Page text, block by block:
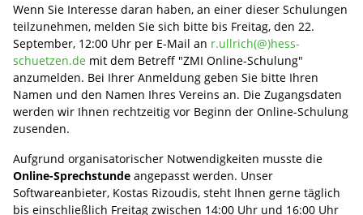
Wenn Sie Interesse daran haben, an einer dieser Schulungen
teilzunehmen, melden Sie sich bitte bis Freitag, den 22.
September, 12:00 Uhr per E-Mail an r.ullrich(@)hess-
schuetzen.de mit dem Betreff "ZMI Online-Schulung"
anzumelden. Bei Ihrer Anmeldung geben Sie bitte Ihren
Namen und den Namen Ihres Vereins an. Die Zugangsdaten
werden wir Ihnen rechtzeitig vor Beginn der Online-Schulung
zusenden.
Aufgrund organisatorischer Notwendigkeiten musste die
Online-Sprechstunde angepasst werden. Unser
Softwareanbieter, Kostas Rizoudis, steht Ihnen gerne täglich
bis einschließlich Freitag zwischen 14:00 Uhr und 16:00 Uhr